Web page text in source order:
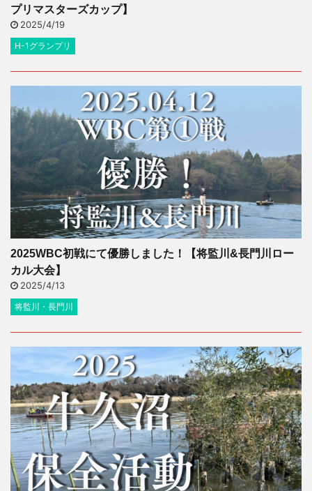
プリマスターズカップ】
2025/4/19
H-1グランプリ
2025WBC初戦にて優勝しました！【将監川&長門川ロー
カル大会】
2025/4/13
将監川・長門川